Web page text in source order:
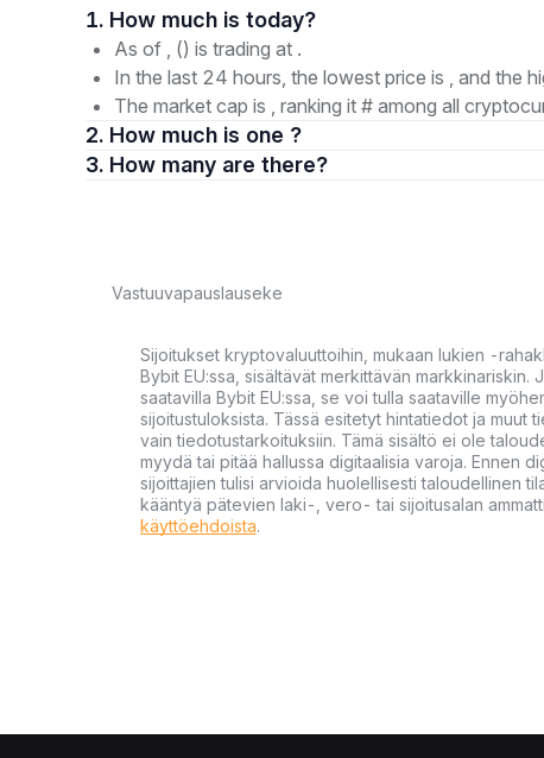
1. How much is today?
As of , () is trading at .
In the last 24 hours, the lowest price is , and the
The market cap is , ranking it # among all
2. How much is one ?
3. How many are there?
Vastuuvapauslauseke
Sijoitukset kryptovaluuttoihin, mukaan lukien -
Bybit EU:ssa, sisältävät merkittävän
saatavilla Bybit EU:ssa, se voi tulla saataville
sijoitustuloksista. Tässä esitetyt hintatiedot ja muut
vain tiedotustarkoituksiin. Tämä sisältö ei ole
myydä tai pitää hallussa digitaalisia varoja. Ennen
sijoittajien tulisi arvioida huolellisesti taloudellinen
kääntyä pätevien laki-, vero- tai sijoitusalan
käyttöehdoista.